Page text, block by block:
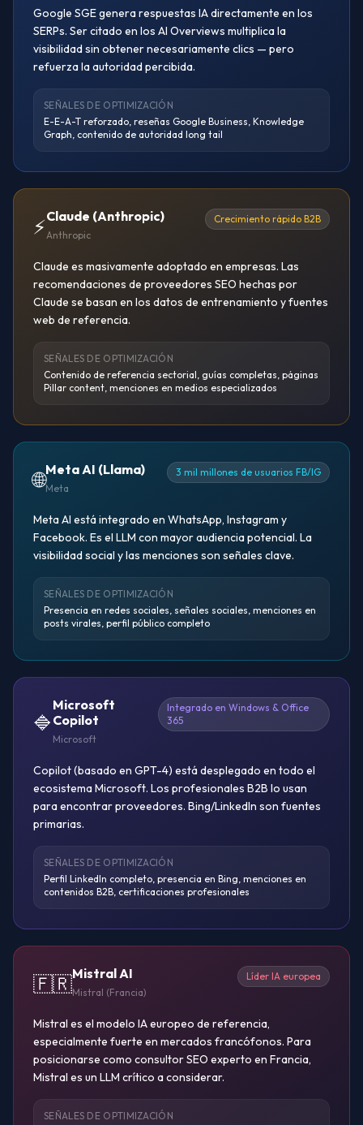
Google SGE genera respuestas IA directamente en los
SERPs. Ser citado en los AI Overviews multiplica la
visibilidad sin obtener necesariamente clics — pero
refuerza la autoridad percibida.
SEÑALES DE OPTIMIZACIÓN
E-E-A-T reforzado, reseñas Google Business, Knowledge
Graph, contenido de autoridad long tail
⚡Claude (Anthropic)
Anthropic
Crecimiento rápido B2B
Claude es masivamente adoptado en empresas. Las
recomendaciones de proveedores SEO hechas por
Claude se basan en los datos de entrenamiento y fuentes
web de referencia.
SEÑALES DE OPTIMIZACIÓN
Contenido de referencia sectorial, guías completas, páginas
Pillar content, menciones en medios especializados
🌐Meta AI (Llama)
Meta
3 mil millones de usuarios FB/IG
Meta AI está integrado en WhatsApp, Instagram y
Facebook. Es el LLM con mayor audiencia potencial. La
visibilidad social y las menciones son señales clave.
SEÑALES DE OPTIMIZACIÓN
Presencia en redes sociales, señales sociales, menciones en
posts virales, perfil público completo
🔷
Microsoft
Copilot
Microsoft
Integrado en Windows & Office
365
Copilot (basado en GPT-4) está desplegado en todo el
ecosistema Microsoft. Los profesionales B2B lo usan
para encontrar proveedores. Bing/LinkedIn son fuentes
primarias.
SEÑALES DE OPTIMIZACIÓN
Perfil LinkedIn completo, presencia en Bing, menciones en
contenidos B2B, certificaciones profesionales
🇫🇷Mistral AI
Mistral (Francia)
Líder IA europea
Mistral es el modelo IA europeo de referencia,
especialmente fuerte en mercados francófonos. Para
posicionarse como consultor SEO experto en Francia,
Mistral es un LLM crítico a considerar.
SEÑALES DE OPTIMIZACIÓN